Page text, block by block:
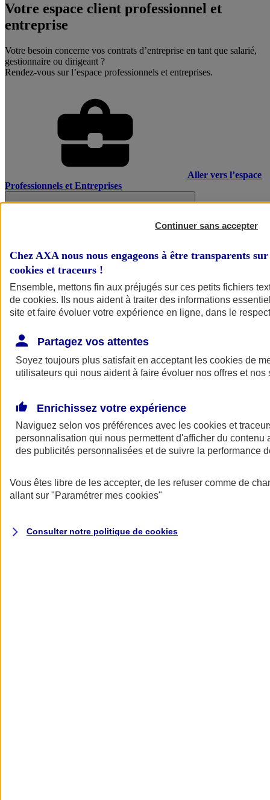
Votre espace client professionnel et
entreprise
Votre besoin concerne vos contrats d’entreprise en tant que salarié,
gestionnaire ou dirigeant ?
Rendez-vous sur l’espace professionnels et entreprises.
Aller vers l’espace
Professionnels et Entreprises
AXA Assurance
Continuer sans accepter
Chez AXA nous nous engageons à être transparents
cookies et traceurs !
Ensemble, mettons fin aux préjugés sur ces petits fichiers
de cookies. Ils nous aident à traiter des informations
site et faire évoluer votre expérience en ligne, dans le
Partagez vos attentes
Soyez toujours plus satisfait en acceptant les cookies de
utilisateurs qui nous aident à faire évoluer nos offres et nos
Enrichissez votre expérience
Naviguez selon vos préférences avec les cookies et
personnalisation qui nous permettent d'afficher du contenu
des publicités personnalisées et de suivre la performance
Vous êtes libre de les accepter, de les refuser comme de
allant sur "Paramétrer mes cookies"
Consulter notre politique de cookies